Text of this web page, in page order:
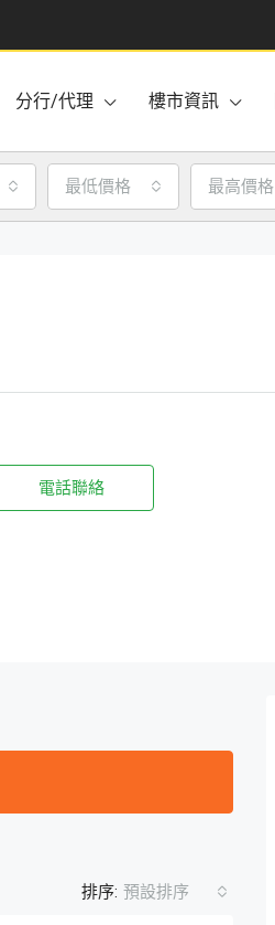
分行/代理 樓市資訊
最低價格 最高價格
電話聯絡
排序: 預設排序